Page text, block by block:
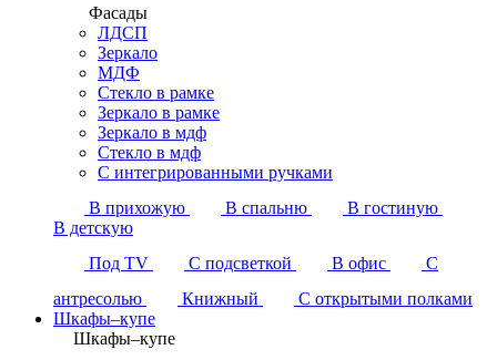
Фасады
ЛДСП
Зеркало
МДФ
Стекло в рамке
Зеркало в рамке
Зеркало в мдф
Стекло в мдф
С интегрированными ручками
В прихожую
В спальню
В гостиную
В детскую
Под TV
С подсветкой В офис
С
антресолью
Книжный
С открытыми полками
Шкафы–купе
Шкафы–купе